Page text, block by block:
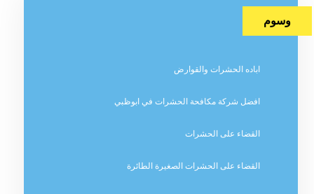
وسوم
اباده الحشرات والقوارض
افضل شركة مكافحة الحشرات في ابوظبي
القضاء على الحشرات
القضاء على الحشرات الصغيرة الطائرة